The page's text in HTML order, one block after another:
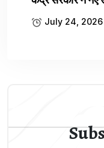
भाजपा विधायक के नाम से
July 24, 2026